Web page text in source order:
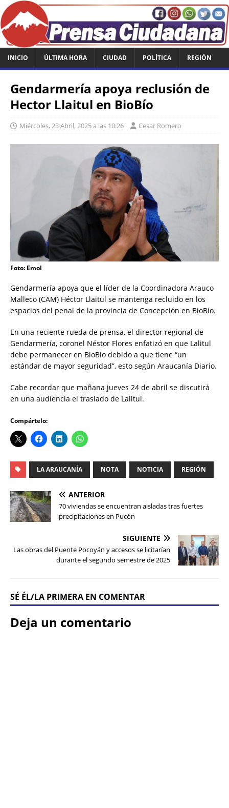
INICIO ÚLTIMA HORA CIUDAD POLÍTICA REGIÓN
Gendarmería apoya reclusión de
Hector Llaitul en BioBío
Miércoles, 23 Abril, 2025 a las 10:26 Cesar Romero
Foto: Emol
Gendarmería apoya que el líder de la Coordinadora Arauco
Malleco (CAM) Héctor Llaitul se mantenga recluido en los
espacios del penal de la provincia de Concepción en BioBío.
En una reciente rueda de prensa, el director regional de
Gendarmería, coronel Néstor Flores enfatizó en que Lalitul
debe permanecer en BioBio debido a que tiene “un
estándar de mayor seguridad”, esto según Araucanía Diario.
Cabe recordar que mañana jueves 24 de abril se discutirá
en una audiencia el traslado de Lalitul.
Compártelo:
LA ARAUCANÍA NOTA NOTICIA REGIÓN
ANTERIOR
70 viviendas se encuentran aisladas tras fuertes
precipitaciones en Pucón
SIGUIENTE
Las obras del Puente Pocoyán y accesos se licitarían
durante el segundo semestre de 2025
SÉ ÉL/LA PRIMERA EN COMENTAR
Deja un comentario